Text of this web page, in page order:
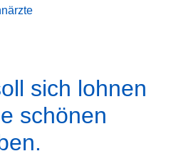
sich lohnen
schönen